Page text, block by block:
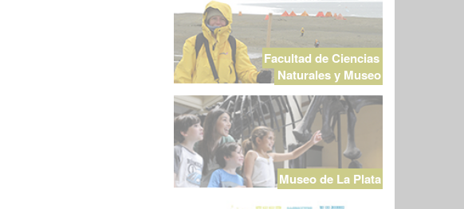
Facultad de Ciencias
Naturales y Museo
Museo de La Plata